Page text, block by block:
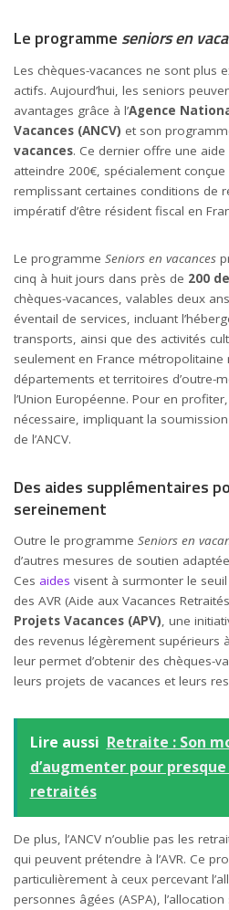
Le programme seniors en
Les chèques-vacances ne sont plus
actifs. Aujourd’hui, les seniors
avantages grâce à l’Agence
Vacances (ANCV) et son
vacances. Ce dernier offre une
atteindre 200€, spécialement
remplissant certaines conditions de
impératif d’être résident fiscal en
Le programme Seniors en vacances
cinq à huit jours dans près de 200
chèques-vacances, valables deux
éventail de services, incluant
transports, ainsi que des activités
seulement en France métropolitaine
départements et territoires d’outre-
l’Union Européenne. Pour en
nécessaire, impliquant la
de l’ANCV.
Des aides supplémentaires
sereinement
Outre le programme Seniors en
d’autres mesures de soutien
Ces aides visent à surmonter le
des AVR (Aide aux Vacances
Projets Vacances (APV), une
des revenus légèrement supérieurs
leur permet d’obtenir des chèques-
leurs projets de vacances et leurs
Lire aussi Retraite : Son
d’augmenter pour
retraités
De plus, l’ANCV n’oublie pas les
qui peuvent prétendre à l’AVR. Ce
particulièrement à ceux percevant
personnes âgées (ASPA),